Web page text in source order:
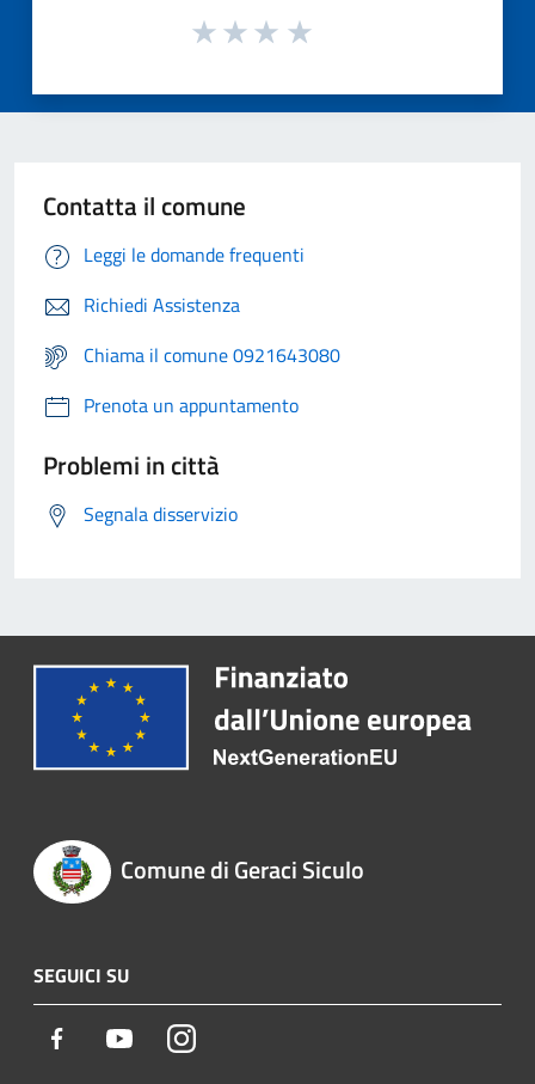
Contatta il comune
Leggi le domande frequenti
Richiedi Assistenza
Chiama il comune 0921643080
Prenota un appuntamento
Problemi in città
Segnala disservizio
Comune di Geraci Siculo
SEGUICI SU
Facebook YoutubeInstagram